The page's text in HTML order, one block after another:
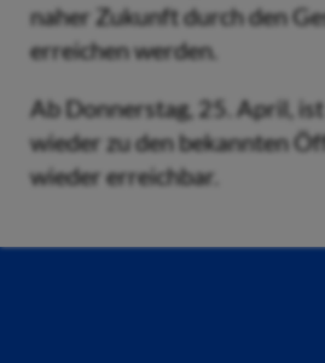
naher Zukunft durch den
erreichen werden.
Ab Donnerstag, 25. April,
wieder zu den bekannten
wieder erreichbar.